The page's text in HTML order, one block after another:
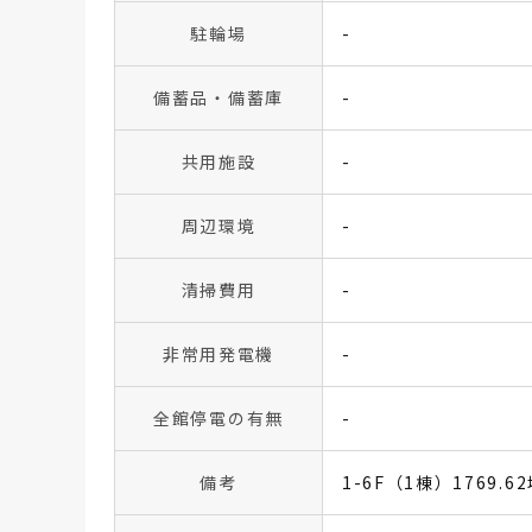
駐輪場 -
備蓄品・備蓄庫 -
共用施設 -
周辺環境 -
清掃費用 -
非常用発電機 -
全館停電の有無 -
備考 1-6F（1棟）1769.62